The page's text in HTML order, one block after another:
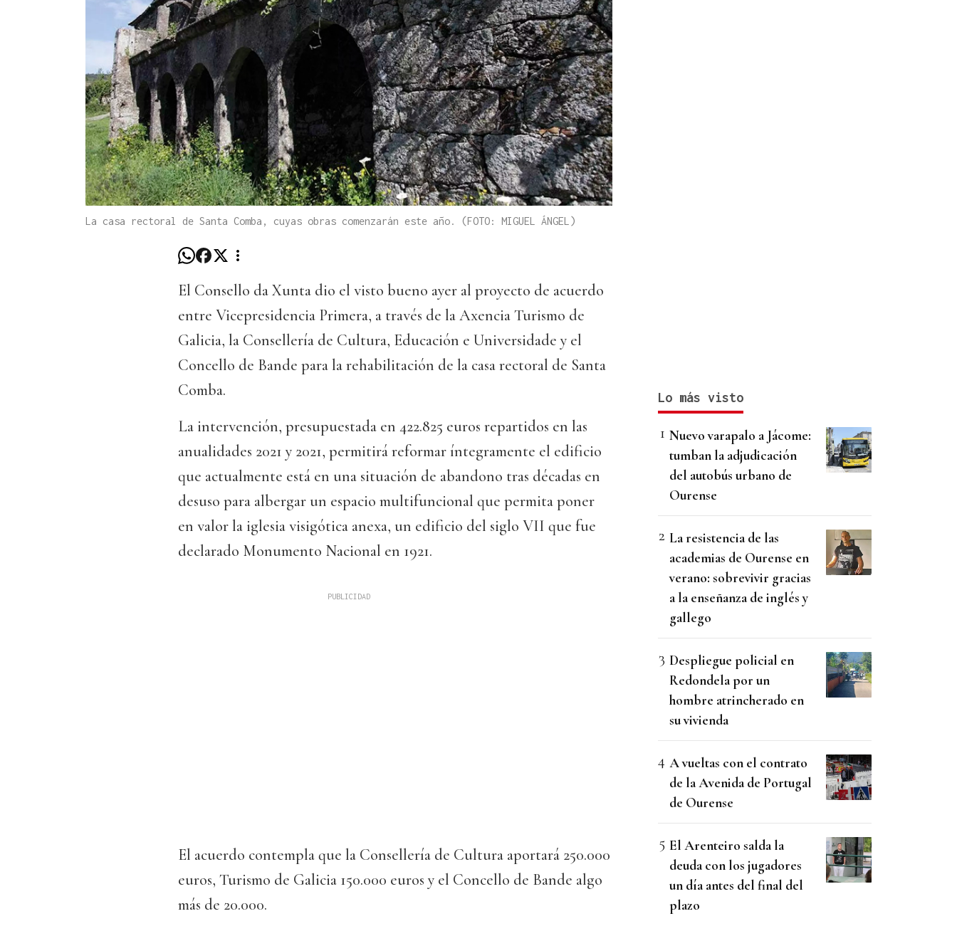
La casa rectoral de Santa Comba, cuyas obras comenzarán este año. (FOTO: MIGUEL ÁNGEL)
El Consello da Xunta dio el visto bueno ayer al proyecto de acuerdo
entre Vicepresidencia Primera, a través de la Axencia Turismo de
Galicia, la Consellería de Cultura, Educación e Universidade y el
Concello de Bande para la rehabilitación de la casa rectoral de Santa
Comba.
La intervención, presupuestada en 422.825 euros repartidos en las
anualidades 2021 y 2021, permitirá reformar íntegramente el edificio
que actualmente está en una situación de abandono tras décadas en
desuso para albergar un espacio multifuncional que permita poner
en valor la iglesia visigótica anexa, un edificio del siglo VII que fue
declarado Monumento Nacional en 1921.
El acuerdo contempla que la Consellería de Cultura aportará 250.000
euros, Turismo de Galicia 150.000 euros y el Concello de Bande algo
más de 20.000.
Lo más visto
Nuevo varapalo a Jácome:
tumban la adjudicación
del autobús urbano de
Ourense
La resistencia de las
academias de Ourense en
verano: sobrevivir gracias
a la enseñanza de inglés y
gallego
Despliegue policial en
Redondela por un
hombre atrincherado en
su vivienda
A vueltas con el contrato
de la Avenida de Portugal
de Ourense
El Arenteiro salda la
deuda con los jugadores
un día antes del final del
plazo